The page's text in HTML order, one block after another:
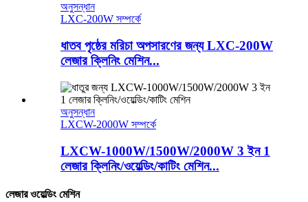
অনুসন্ধান
LXC-200W সম্পর্কে
ধাতব পৃষ্ঠের মরিচা অপসারণের জন্য LXC-200W
লেজার ক্লিনিং মেশিন...
অনুসন্ধান
LXCW-2000W সম্পর্কে
LXCW-1000W/1500W/2000W 3 ইন 1
লেজার ক্লিনিং/ওয়েল্ডিং/কাটিং মেশিন...
লেজার ওয়েল্ডিং মেশিন